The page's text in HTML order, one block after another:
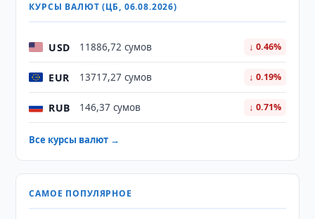
КУРСЫ ВАЛЮТ (ЦБ, 06.08.2026)
USD 11886,72 сумов ↓ 0.46%
EUR 13717,27 сумов ↓ 0.19%
RUB 146,37 сумов ↓ 0.71%
Все курсы валют →
САМОЕ ПОПУЛЯРНОЕ